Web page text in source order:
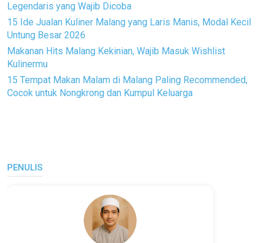
Legendaris yang Wajib Dicoba
15 Ide Jualan Kuliner Malang yang Laris Manis, Modal Kecil
Untung Besar 2026
Makanan Hits Malang Kekinian, Wajib Masuk Wishlist
Kulinermu
15 Tempat Makan Malam di Malang Paling Recommended,
Cocok untuk Nongkrong dan Kumpul Keluarga
PENULIS